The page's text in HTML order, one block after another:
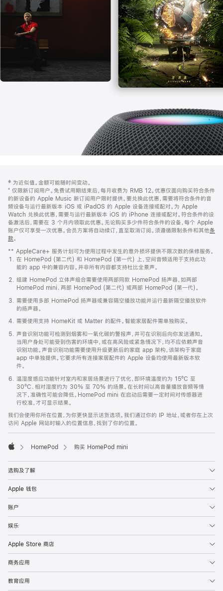
开)
页
页
脚
注
‡ 为近似值。金额可能随时间变动。
⁺ 仅限新订阅用户。免费试用期结束后，每月收费为 RMB 12。优惠仅面向购买符合条件
的新设备的 Apple Music 新订阅用户限时提供。要兑换此优惠，需要将符合条件的音
频设备与运行最新版本 iOS 或 iPadOS 的 Apple 设备连接或配对。为 Apple
Watch 兑换此优惠，需要与运行最新版本 iOS 的 iPhone 连接或配对。符合条件的设
备激活后，需要在 3 个月内领取此优惠。无论购买多少件符合条件的设备，每个 Apple
账户仅可享受一次优惠。会员方案将自动续订，直至取消订阅。须遵循限制条件和其他条
款。
窗
口
中
打
开)
** AppleCare+ 服务计划可为使用过程中发生的意外损坏提供不限次数的保修服务。
在 HomePod (第二代) 和 HomePod (第一代) 上，空间音频适用于支持此功
能的 app 中的兼容内容。并非所有内容都支持杜比全景声。
组建 HomePod 立体声组合需要使用两部同款 HomePod 扬声器，如两部
HomePod mini、两部 HomePod (第二代) 或两部 HomePod (第一代)。
需要使用多部 HomePod 扬声器或兼容隔空播放功能并运行最新隔空播放软件
的扬声器。
需要使用支持 HomeKit 或 Matter 的配件。智能家居配件需单独购买。
声音识别功能可检测到烟雾和一氧化碳的警报声，并可在识别后向你发送通知。
当用户身处可能受到伤害的环境中，或在高风险或紧急情况下，均不应依赖声音
识别功能。声音识别功能需要使用升级更新后的家庭 app 架构，该架构于家庭
app 中单独提供。它要求所有连接家居配件的 Apple 设备均使用最新版本软
件。
温湿度感应功能针对室内和家居场景进行了优化，即环境温度约为 15ºC 至
30ºC、相对湿度约为 30% 至 70% 的场景。在长时间以高音量播放音频等情
况下，准确性可能会降低。HomePod mini 在启动后需要一定时间对传感器进
行校准，才可显示结果。
我们会使用你所在位置，为你更快显示送货选项。我们通过你的 IP 地址，或者你在上次
访问 Apple 网站时输入的位置信息，找到了你的位置。
HomePod 购买 HomePod mini
选购及了解
Apple 钱包
账户
娱乐
Apple Store 商店
商务应用
教育应用